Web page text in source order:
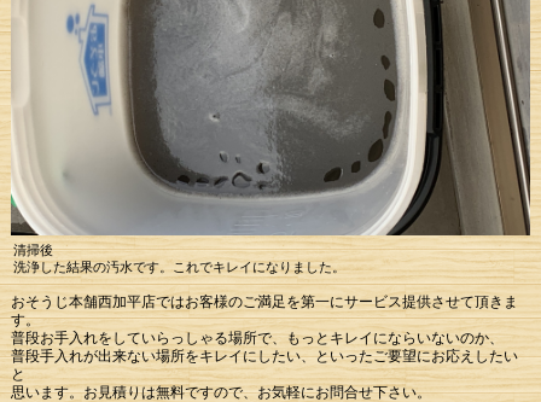
清掃後
洗浄した結果の汚水です。これでキレイになりました。
おそうじ本舗西加平店ではお客様のご満足を第一にサービス提供させて頂きま
す。
普段お手入れをしていらっしゃる場所で、もっとキレイにならいないのか、
普段手入れが出来ない場所をキレイにしたい、といったご要望にお応えしたい
と
思います。お見積りは無料ですので、お気軽にお問合せ下さい。